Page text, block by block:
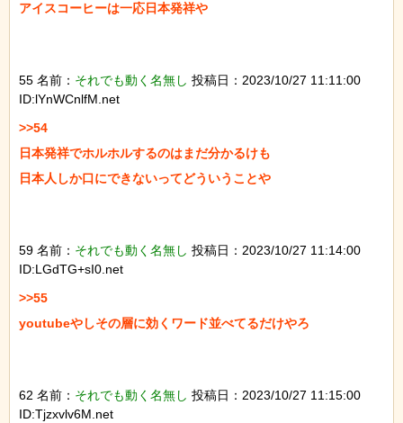
アイスコーヒーは一応日本発祥や
55 名前： それでも動く名無し 投稿日：2023/10/27 11:11:00
ID:lYnWCnlfM.net
>>54
日本発祥でホルホルするのはまだ分かるけも
日本人しか口にできないってどういうことや
59 名前： それでも動く名無し 投稿日：2023/10/27 11:14:00
ID:LGdTG+sI0.net
>>55
youtubeやしその層に効くワード並べてるだけやろ
62 名前： それでも動く名無し 投稿日：2023/10/27 11:15:00
ID:Tjzxvlv6M.net